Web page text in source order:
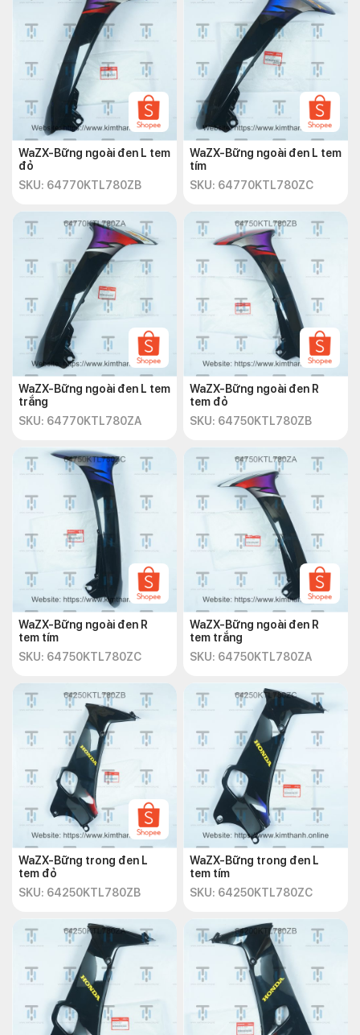
WaZX-Bững ngoài đen L tem
đỏ
SKU: 64770KTL780ZB
WaZX-Bững ngoài đen L tem
tím
SKU: 64770KTL780ZC
WaZX-Bững ngoài đen L tem
trắng
SKU: 64770KTL780ZA
WaZX-Bững ngoài đen R
tem đỏ
SKU: 64750KTL780ZB
WaZX-Bững ngoài đen R
tem tím
SKU: 64750KTL780ZC
WaZX-Bững ngoài đen R
tem trắng
SKU: 64750KTL780ZA
WaZX-Bững trong đen L
tem đỏ
SKU: 64250KTL780ZB
WaZX-Bững trong đen L
tem tím
SKU: 64250KTL780ZC